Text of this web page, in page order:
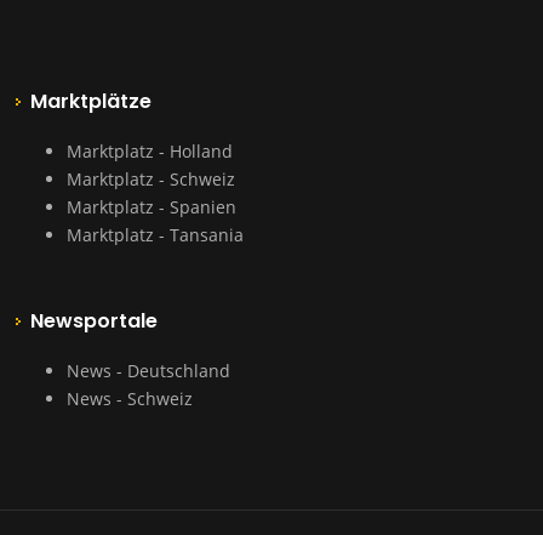
Marktplätze
Marktplatz - Holland
Marktplatz - Schweiz
Marktplatz - Spanien
Marktplatz - Tansania
Newsportale
News - Deutschland
News - Schweiz